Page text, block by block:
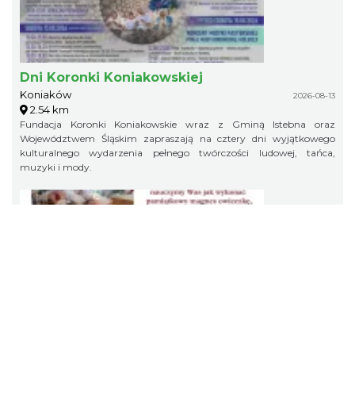
Dni Koronki Koniakowskiej
Koniaków 2026-08-13
2.54 km
Fundacja Koronki Koniakowskie wraz z Gminą Istebna oraz
Województwem Śląskim zapraszają na cztery dni wyjątkowego
kulturalnego wydarzenia pełnego twórczości ludowej, tańca,
muzyki i mody.